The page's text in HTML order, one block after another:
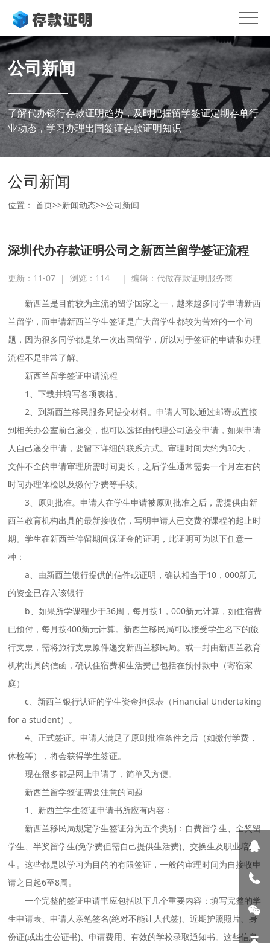
公司新闻
了解代办银行存款证明趋势，及时把握留学签证定期存单行
业动态，学习办理出国签证存款证明知识
公司新闻
位置：首页>>新闻动态>>公司新闻
深圳代办存款证明公司之新西兰留学签证流程
更新：11-07 |浏览： 114 |编辑：代做存款证明服务商
新西兰是目前较为主流的留学国家之一，越来越多同学申请新西
兰留学，而申请新西兰学生签证是广大留学生都较为苦难的一个问
题，因为很多同学都是第一次出国留学，所以对于签证的申请和办理
流程不是非常了解。
新西兰留学签证申请流程
1、下载并填写各项表格。
2、到新西兰移民服务局提交材料。申请人可以通过邮寄或直接
到相关办公室前台递交，也可以选择由代理公司递交申请，如果申请
人自己递交申请，要留下详细的联系方式。审理时间大约为30天，
文件不全的申请审理所需时间更长，之后学生通常需要一个月左右的
时间办理体检以及缴付学费等手续。
3、原则批准。申请人在学生申请被原则批准之后，需提供由新
西兰教育机构出具的最新接收信，写明申请人已交费的课程的起止时
期。学生在新西兰停留期间保证金的证明，此证明可为以下任意一
种：
a、由新西兰银行提供的信件或证明，确认相当于10，000新元
的资金已存入该银行
b、如果所学课程少于36周，每月按1，000新元计算，如住宿费
已预付，每月按400新元计算。新西兰移民局可以接受学生名下的旅
行支票，需将旅行支票原件递交新西兰移民局。或一封由新西兰教育
机构出具的信函，确认住宿费和生活费已包括在预付款中（寄宿家
庭）
c、新西兰银行认证的学生资金担保表（Financial Undertaking
for a student）。
4、正式签证。申请人满足了原则批准条件之后（如缴付学费，
体检等），将会获得学生签证。
现在很多都是网上申请了，简单又方便。
新西兰留学签证需要注意的问题
1、新西兰学生签证申请书所应有内容：
新西兰移民局规定学生签证分为五个类别：自费留学生、全奖留
学生、半奖留学生(免学费但需自己提供生活费)、交换生及职业培训
生。这些都是以学习为目的的有限签证，一般的审理时间为自接收申
请之日起6至8周。
一个完整的签证申请书应包括以下几个重要内容：填写完整的学
生申请表、申请人亲笔签名(绝对不能让人代签)、近期护照照片、身
份证(或出生公证书)、申请费用、有效的学校录取通知书。这些信息